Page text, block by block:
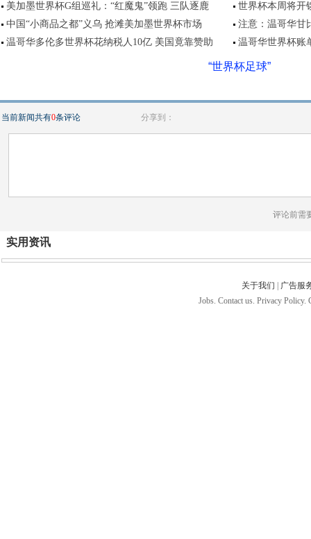
美加墨世界杯G组巡礼：“红魔鬼”领跑 三队逐鹿
世界杯本周将开
中国“小商品之都”义乌 抢滩美加墨世界杯市场
注意：温哥华甘
温哥华多伦多世界杯花纳税人10亿 美国竟靠赞助
温哥华世界杯账
“世界杯足球”
当前新闻共有0条评论 分享到：
评论前需
实用资讯
关于我们
广告服
Jobs. Contact us. Privacy